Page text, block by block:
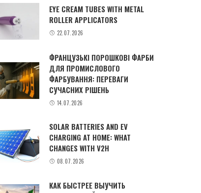
EYE CREAM TUBES WITH METAL
ROLLER APPLICATORS
22.07.2026
ФРАНЦУЗЬКІ ПОРОШКОВІ ФАРБИ
ДЛЯ ПРОМИСЛОВОГО
ФАРБУВАННЯ: ПЕРЕВАГИ
СУЧАСНИХ РІШЕНЬ
14.07.2026
SOLAR BATTERIES AND EV
CHARGING AT HOME: WHAT
CHANGES WITH V2H
08.07.2026
КАК БЫСТРЕЕ ВЫУЧИТЬ